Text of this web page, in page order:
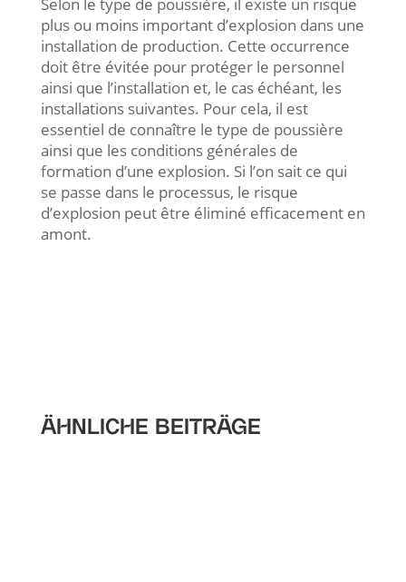
plus ou moins important d’explosion dans une
installation de production. Cette occurrence
doit être évitée pour protéger le personnel
ainsi que l’installation et, le cas échéant, les
installations suivantes. Pour cela, il est
essentiel de connaître le type de poussière
ainsi que les conditions générales de
formation d’une explosion. Si l’on sait ce qui
se passe dans le processus, le risque
d’explosion peut être éliminé efficacement en
amont.
ÄHNLICHE BEITRÄGE